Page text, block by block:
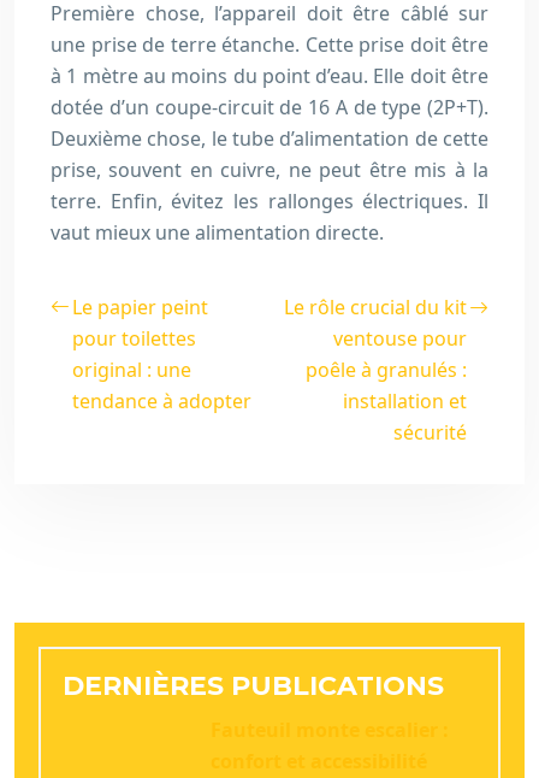
Première chose, l’appareil doit être câblé sur
une prise de terre étanche. Cette prise doit être
à 1 mètre au moins du point d’eau. Elle doit être
dotée d’un coupe-circuit de 16 A de type (2P+T).
Deuxième chose, le tube d’alimentation de cette
prise, souvent en cuivre, ne peut être mis à la
terre. Enfin, évitez les rallonges électriques. Il
vaut mieux une alimentation directe.
Le papier peint
pour toilettes
original : une
tendance à adopter
Le rôle crucial du kit
ventouse pour
poêle à granulés :
installation et
sécurité
DERNIÈRES PUBLICATIONS
Fauteuil monte escalier :
confort et accessibilité